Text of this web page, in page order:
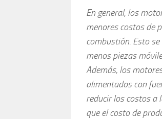
En general, los
menores costos de
combustión. Esto
menos piezas
Además, los
alimentados con
reducir los costos a
que el costo de